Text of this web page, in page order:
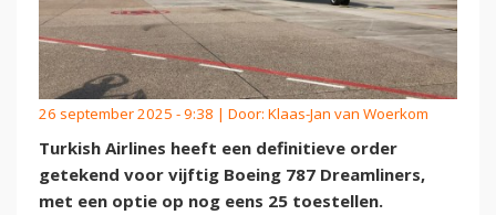
26 september 2025 - 9:38 | Door: Klaas-Jan van Woerkom
Turkish Airlines heeft een definitieve order
getekend voor vijftig Boeing 787 Dreamliners,
met een optie op nog eens 25 toestellen.